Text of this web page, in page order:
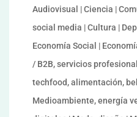
Audiovisual | Ciencia |
social media | Cultura |
Economía Social |
/ B2B, servicios
techfood, alimentación,
Medioambiente, energía